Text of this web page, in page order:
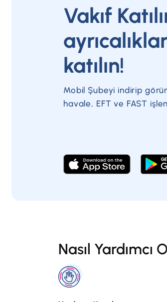
Vakıf
katılın!
Mobil Şubeyi indirip
havale, EFT ve FAST
Nasıl Yardımcı